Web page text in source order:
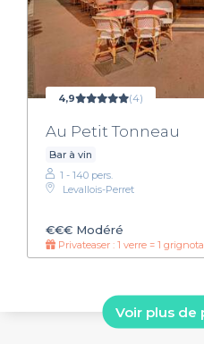
4,9 (4)
Au Petit Tonneau
Bar à vin
1 - 140 pers.
Levallois-Perret
€€€ Modéré
Privateaser : 1 verre = 1
Voir plus de